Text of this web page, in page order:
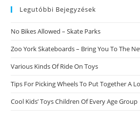
Legutóbbi Bejegyzések
No Bikes Allowed – Skate Parks
Zoo York Skateboards – Bring You To The
Various Kinds Of Ride On Toys
Tips For Picking Wheels To Put Together A
Cool Kids’ Toys Children Of Every Age Group